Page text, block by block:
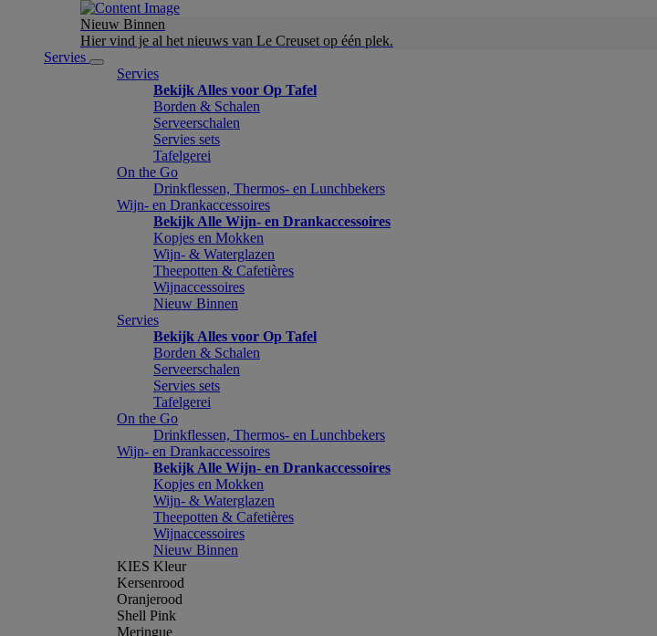
Nieuw Binnen
Hier vind je al het nieuws van Le Creuset op één plek.
Servies
Servies
Bekijk Alles voor Op Tafel
Borden & Schalen
Serveerschalen
Servies sets
Tafelgerei
On the Go
Drinkflessen, Thermos- en Lunchbekers
Wijn- en Drankaccessoires
Bekijk Alle Wijn- en Drankaccessoires
Kopjes en Mokken
Wijn- & Waterglazen
Theepotten & Cafetières
Wijnaccessoires
Nieuw Binnen
Servies
Bekijk Alles voor Op Tafel
Borden & Schalen
Serveerschalen
Servies sets
Tafelgerei
On the Go
Drinkflessen, Thermos- en Lunchbekers
Wijn- en Drankaccessoires
Bekijk Alle Wijn- en Drankaccessoires
Kopjes en Mokken
Wijn- & Waterglazen
Theepotten & Cafetières
Wijnaccessoires
Nieuw Binnen
KIES Kleur
Kersenrood
Oranjerood
Shell Pink
Meringue